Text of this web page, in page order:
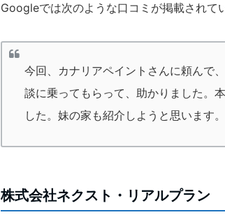
Googleでは次のような口コミが掲載されて
今回、カナリアペイントさんに頼んで
談に乗ってもらって、助かりました。
した。妹の家も紹介しようと思います。
株式会社ネクスト・リアルプラン